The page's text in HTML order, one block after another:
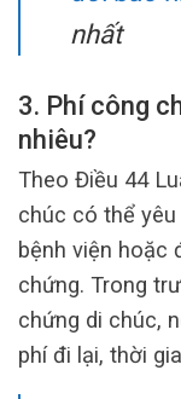
nhất
3. Phí công
nhiêu?
Theo Điều 44
chúc có thể
bệnh viện hoặc
chứng. Trong
chứng di chúc,
phí đi lại, thời